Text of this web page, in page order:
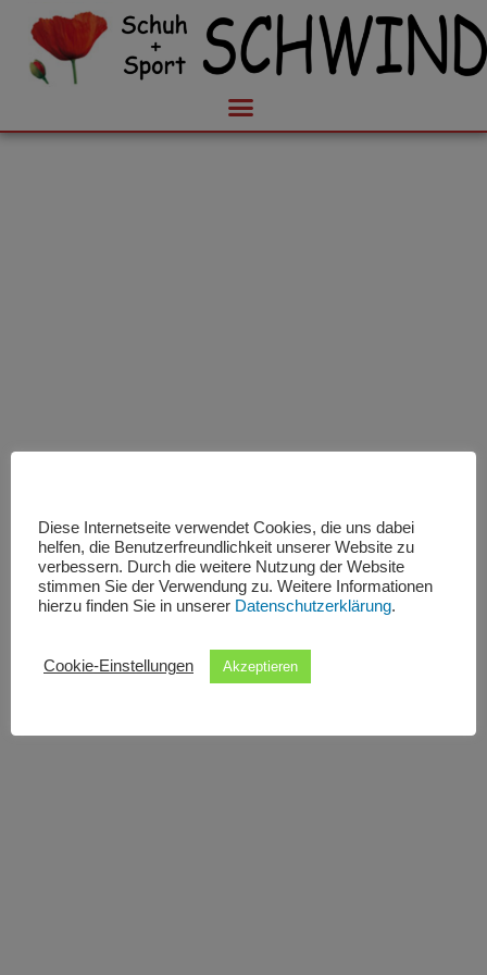
Diese Internetseite verwendet Cookies, die uns dabei
helfen, die Benutzerfreundlichkeit unserer Website zu
verbessern. Durch die weitere Nutzung der Website
stimmen Sie der Verwendung zu. Weitere Informationen
hierzu finden Sie in unserer Datenschutzerklärung.
Cookie-Einstellungen Akzeptieren